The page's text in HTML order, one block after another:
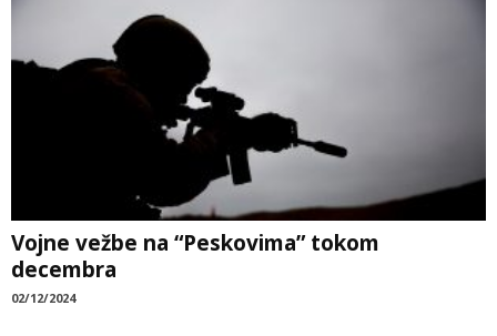
Vojne vežbe na “Peskovima” tokom
decembra
02/12/2024